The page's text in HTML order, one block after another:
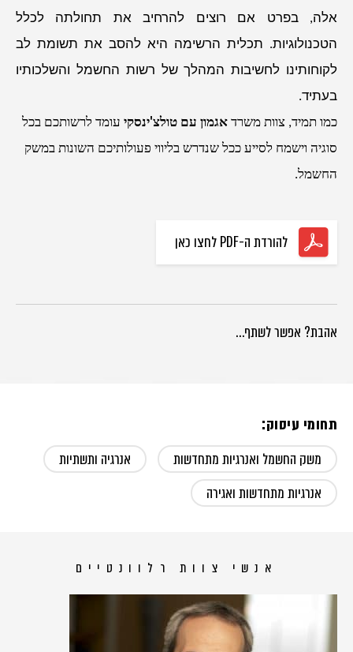
אלה, בפרט אם רוצים להרחיב את תחולתה לכלל
הטכנולוגיות. תכלית הרשימה היא להסב את תשומת לב
לקוחותינו לחשיבות המהלך של רשות החשמל והשלכותיו
בעתיד.
כמו תמיד, צוות משרד אגמון עם טולצ'ינסקי עומד לרשותכם בכל
סוגיה וישמח לסייע ככל שנדרש בליווי פעולותיכם השונות במשק
החשמל.
להורדת ה-PDF לחצו כאן
אהבת? אפשר לשתף…
תחומי עיסוק:
משק החשמל ואנרגיות מתחדשות
אנרגיה ותשתיות
אנרגיות מתחדשות ואגירה
אנשי צוות רלוונטיים